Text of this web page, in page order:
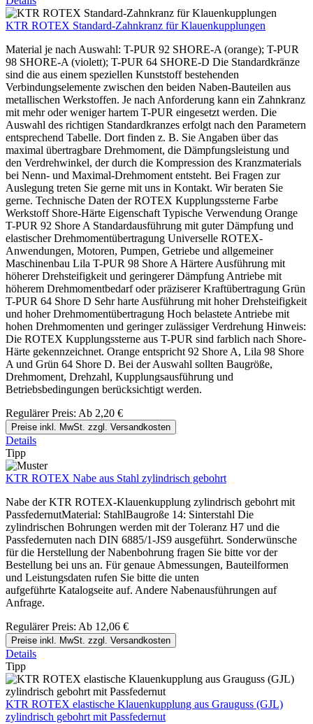
KTR ROTEX Standard-Zahnkranz für Klauenkupplungen
Material je nach Auswahl: T-PUR 92 SHORE-A (orange); T-PUR
98 SHORE-A (violett); T-PUR 64 SHORE-D Die Standardkränze
sind die aus einem speziellen Kunststoff bestehenden
Verbindungselemente zwischen den beiden Naben-Bauteilen aus
metallischen Werkstoffen. Je nach Anforderung kann ein Zahnkranz
mit mehr oder weniger hartem T-PUR eingesetzt werden. Die
Auswahl des richtigen Standardkranzes erfolgt nach den Parametern
entsprechend Tabelle. Dort finden z. B. Sie Angaben über das
maximal übertragbare Drehmoment, die Dämpfungsleistung und
den Verdrehwinkel, der durch die Kompression des Kranzmaterials
bei Nenn- und Maximal-Drehmoment entsteht. Bei Fragen zur
Auslegung treten Sie gerne mit uns in Kontakt. Wir beraten Sie
gerne. Technische Daten der ROTEX Kupplungssterne Farbe
Werkstoff Shore-Härte Eigenschaft Typische Verwendung Orange
T-PUR 92 Shore A Standardausführung mit guter Dämpfung und
elastischer Drehmomentübertragung Universelle ROTEX-
Anwendungen, Motoren, Pumpen, Getriebe und allgemeiner
Maschinenbau Lila T-PUR 98 Shore A Härtere Ausführung mit
höherer Drehsteifigkeit und geringerer Dämpfung Antriebe mit
höherem Drehmomentbedarf oder präziserer Kraftübertragung Grün
T-PUR 64 Shore D Sehr harte Ausführung mit hoher Drehsteifigkeit
und hoher Drehmomentübertragung Hoch belastete Antriebe mit
hohen Drehmomenten und geringer zulässiger Verdrehung Hinweis:
Die ROTEX Kupplungssterne aus T-PUR sind farblich nach Shore-
Härte gekennzeichnet. Orange entspricht 92 Shore A, Lila 98 Shore
A und Grün 64 Shore D. Bei der Auswahl sollten Baugröße,
Drehmoment, Drehzahl, Kupplungsausführung und
Betriebsbedingungen berücksichtigt werden.
Regulärer Preis: Ab 2,20 €
Preise inkl. MwSt. zzgl. Versandkosten
Details
Tipp
KTR ROTEX Nabe aus Stahl zylindrisch gebohrt
Nabe der KTR ROTEX-Klauenkupplung zylindrisch gebohrt mit
PassfedernutMaterial: StahlBaugroße 14: Sinterstahl Die
zylindrischen Bohrungen werden mit der Toleranz H7 und die
Passfedernuten nach DIN 6885/1-JS9 ausgeführt. Sonderwünsche
für die Herstellung der Nabenbohrung fragen Sie bitte vor der
Bestellung bei uns an. Für genaue Abmessungen, Bauteilformen
und Leistungsdaten rufen Sie bitte die unten
aufgeführte Katalogseite auf. Andere Nabenausführungen auf
Anfrage.
Regulärer Preis: Ab 12,06 €
Preise inkl. MwSt. zzgl. Versandkosten
Details
Tipp
KTR ROTEX elastische Klauenkupplung aus Grauguss (GJL)
zylindrisch gebohrt mit Passfedernut